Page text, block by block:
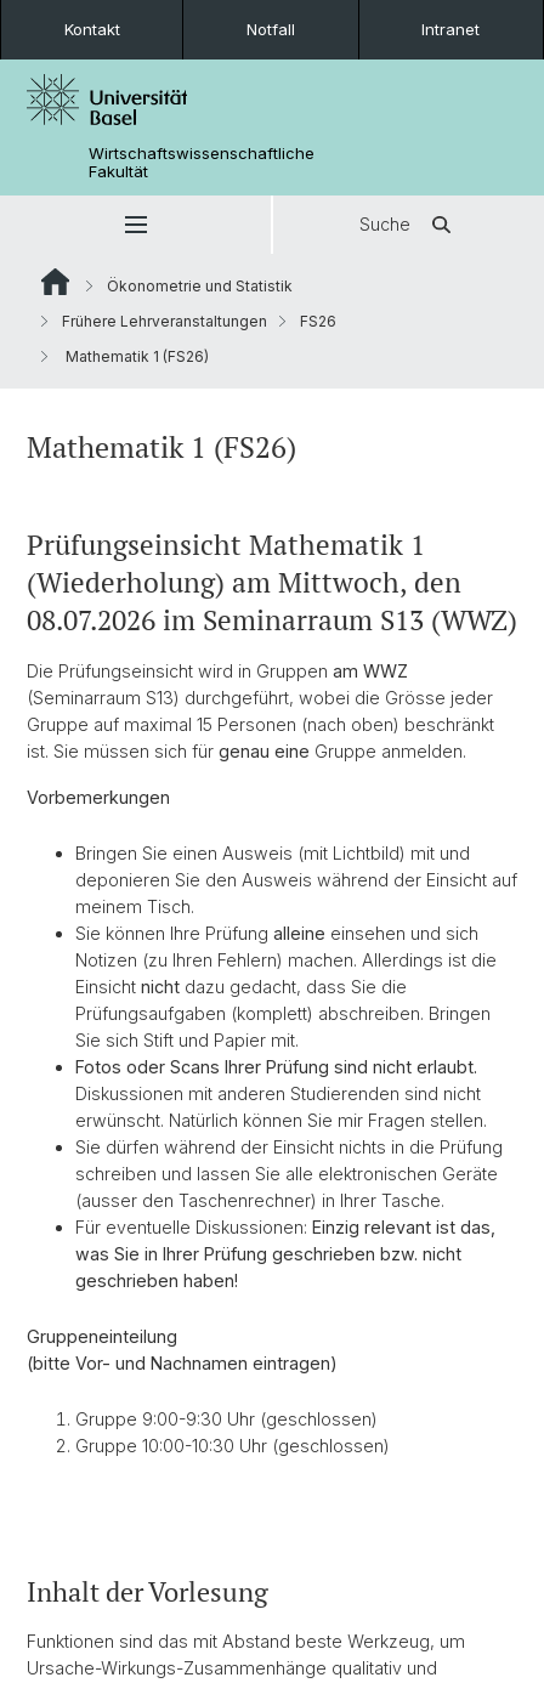
Kontakt Notfall Intranet
Wirtschaftswissenschaftliche
Fakultät
Suche
Ökonometrie und Statistik
Frühere Lehrveranstaltungen
FS26
Mathematik 1 (FS26)
Mathematik 1 (FS26)
Prüfungseinsicht Mathematik 1
(Wiederholung) am Mittwoch, den
08.07.2026 im Seminarraum S13 (WWZ)
Die Prüfungseinsicht wird in Gruppen am WWZ
(Seminarraum S13) durchgeführt, wobei die Grösse jeder
Gruppe auf maximal 15 Personen (nach oben) beschränkt
ist. Sie müssen sich für genau eine Gruppe anmelden.
Vorbemerkungen
Bringen Sie einen Ausweis (mit Lichtbild) mit und
deponieren Sie den Ausweis während der Einsicht auf
meinem Tisch.
Sie können Ihre Prüfung alleine einsehen und sich
Notizen (zu Ihren Fehlern) machen. Allerdings ist die
Einsicht nicht dazu gedacht, dass Sie die
Prüfungsaufgaben (komplett) abschreiben. Bringen
Sie sich Stift und Papier mit.
Fotos oder Scans Ihrer Prüfung sind nicht erlaubt.
Diskussionen mit anderen Studierenden sind nicht
erwünscht. Natürlich können Sie mir Fragen stellen.
Sie dürfen während der Einsicht nichts in die Prüfung
schreiben und lassen Sie alle elektronischen Geräte
(ausser den Taschenrechner) in Ihrer Tasche.
Für eventuelle Diskussionen: Einzig relevant ist das,
was Sie in Ihrer Prüfung geschrieben bzw. nicht
geschrieben haben!
Gruppeneinteilung
(bitte Vor- und Nachnamen eintragen)
Gruppe 9:00-9:30 Uhr (geschlossen)
Gruppe 10:00-10:30 Uhr (geschlossen)
Inhalt der Vorlesung
Funktionen sind das mit Abstand beste Werkzeug, um
Ursache-Wirkungs-Zusammenhänge qualitativ und